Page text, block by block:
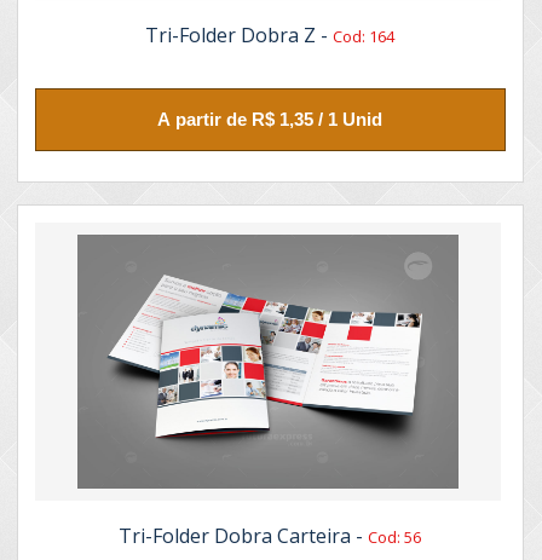
Tri-Folder Dobra Z -Cod: 164
A partir de R$ 1,35 / 1 Unid
Tri-Folder Dobra Carteira -Cod: 56